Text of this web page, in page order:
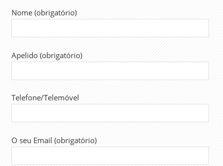
Nome (obrigatório)
Apelido (obrigatório)
Telefone/Telemóvel
O seu Email (obrigatório)